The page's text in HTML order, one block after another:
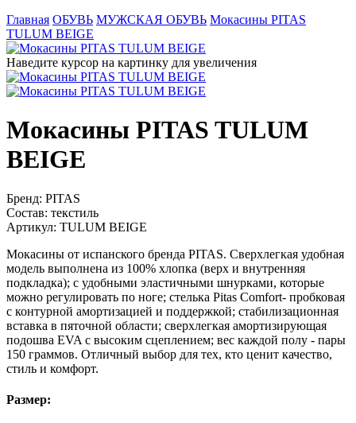
Главная ОБУВЬ МУЖСКАЯ ОБУВЬ Мокасины PITAS
TULUM BEIGE
Наведите курсор на картинку для увеличения
Мокасины PITAS TULUM
BEIGE
Бренд: PITAS
Состав: текстиль
Артикул: TULUM BEIGE
Мокасины от испанского бренда PITAS. Сверхлегкая удобная
модель выполнена из 100% хлопка (верх и внутренняя
подкладка); с удобными эластичными шнурками, которые
можно регулировать по ноге; стелька Pitas Comfort- пробковая
с контурной амортизацией и поддержкой; стабилизационная
вставка в пяточной области; сверхлегкая амортизирующая
подошва EVA с высоким сцеплением; вес каждой полу - пары
150 граммов. Отличный выбор для тех, кто ценит качество,
стиль и комфорт.
Размер: